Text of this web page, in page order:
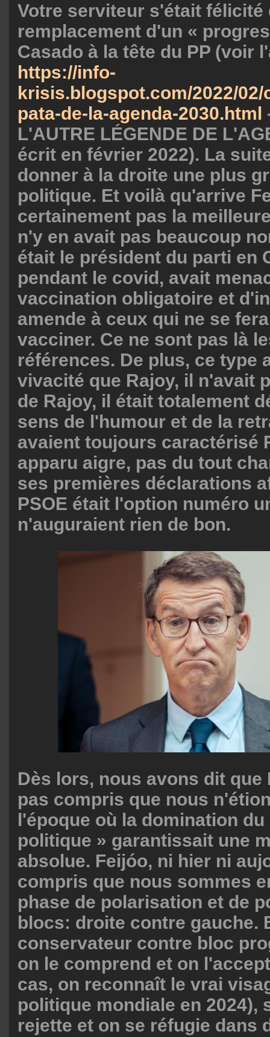
Votre serviteur s'était félicité
remplacement d'un «
Casado à la tête du PP (voir
https://info-
krisis.blogspot.com/2022/
pata-de-la-agenda-2030.html
L'AUTRE LÉGENDE DE
écrit en février 2022). La
donner à la droite une plus
politique. Et voilà qu'arrive
certainement pas la
n'y en avait pas beaucoup
était le président du parti en
pendant le covid, avait
vaccination obligatoire et
amende à ceux qui ne se
vacciner. Ce ne sont pas là
références. De plus, ce type
vivacité que Rajoy, il n'avait
de Rajoy, il était totalement
sens de l'humour et de la
avaient toujours caractérisé
apparu aigre, pas du tout
ses premières déclarations
PSOE était l'option numéro
n'auguraient rien de bon.
Dès lors, nous avons dit que
pas compris que nous
l'époque où la domination
politique » garantissait une
absolue. Feijóo, ni hier ni
compris que nous sommes
phase de polarisation et de
blocs: droite contre gauche.
conservateur contre bloc
on le comprend et on
cas, on reconnaît le vrai
politique mondiale en 2024),
rejette et on se réfugie dans